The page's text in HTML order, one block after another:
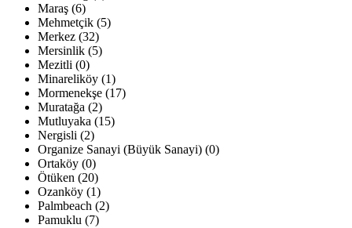
Maraş (6)
Mehmetçik (5)
Merkez (32)
Mersinlik (5)
Mezitli (0)
Minareliköy (1)
Mormenekşe (17)
Muratağa (2)
Mutluyaka (15)
Nergisli (2)
Organize Sanayi (Büyük Sanayi) (0)
Ortaköy (0)
Ötüken (20)
Ozanköy (1)
Palmbeach (2)
Pamuklu (7)